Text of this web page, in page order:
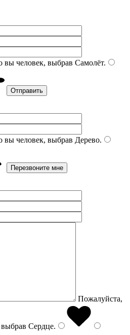
вы человек, выбрав Самолёт.
вы человек, выбрав Дерево.
Пожалуйста,
Сердце.